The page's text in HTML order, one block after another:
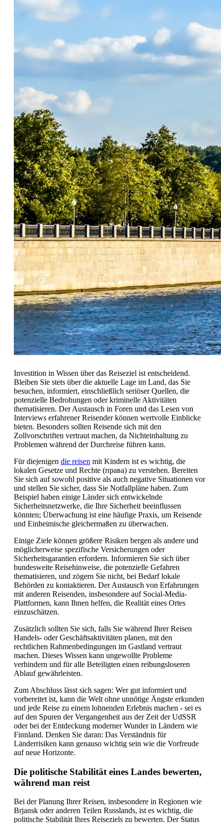
Investition in Wissen über das Reiseziel ist entscheidend.
Bleiben Sie stets über die aktuelle Lage im Land, das Sie
besuchen, informiert, einschließlich seriöser Quellen, die
potenzielle Bedrohungen oder kriminelle Aktivitäten
thematisieren. Der Austausch in Foren und das Lesen von
Interviews erfahrener Reisender können wertvolle Einblicke
bieten. Besonders sollten Reisende sich mit den
Zollvorschriften vertraut machen, da Nichteinhaltung zu
Problemen während der Durchreise führen kann.
Für diejenigen die reisen mit Kindern ist es wichtig, die
lokalen Gesetze und Rechte (права) zu verstehen. Bereiten
Sie sich auf sowohl positive als auch negative Situationen vor
und stellen Sie sicher, dass Sie Notfallpläne haben. Zum
Beispiel haben einige Länder sich entwickelnde
Sicherheitsnetzwerke, die Ihre Sicherheit beeinflussen
könnten; Überwachung ist eine häufige Praxis, um Reisende
und Einheimische gleichermaßen zu überwachen.
Einige Ziele können größere Risiken bergen als andere und
möglicherweise spezifische Versicherungen oder
Sicherheitsgarantien erfordern. Informieren Sie sich über
bundesweite Reisehinweise, die potenzielle Gefahren
thematisieren, und zögern Sie nicht, bei Bedarf lokale
Behörden zu kontaktieren. Der Austausch von Erfahrungen
mit anderen Reisenden, insbesondere auf Social-Media-
Plattformen, kann Ihnen helfen, die Realität eines Ortes
einzuschätzen.
Zusätzlich sollten Sie sich, falls Sie während Ihrer Reisen
Handels- oder Geschäftsaktivitäten planen, mit den
rechtlichen Rahmenbedingungen im Gastland vertraut
machen. Dieses Wissen kann ungewollte Probleme
verhindern und für alle Beteiligten einen reibungsloseren
Ablauf gewährleisten.
Zum Abschluss lässt sich sagen: Wer gut informiert und
vorbereitet ist, kann die Welt ohne unnötige Ängste erkunden
und jede Reise zu einem lohnenden Erlebnis machen - sei es
auf den Spuren der Vergangenheit aus der Zeit der UdSSR
oder bei der Entdeckung moderner Wunder in Ländern wie
Finnland. Denken Sie daran: Das Verständnis für
Länderrisiken kann genauso wichtig sein wie die Vorfreude
auf neue Horizonte.
Die politische Stabilität eines Landes bewerten,
während man reist
Bei der Planung Ihrer Reisen, insbesondere in Regionen wie
Brjansk oder anderen Teilen Russlands, ist es wichtig, die
politische Stabilität Ihres Reiseziels zu bewerten. Der Status